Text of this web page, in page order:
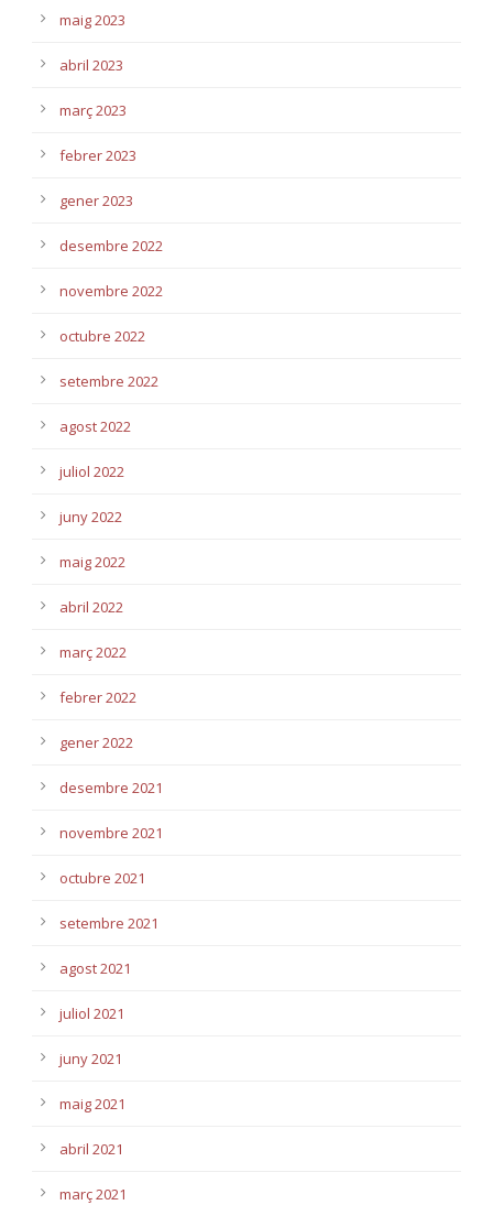
maig 2023
abril 2023
març 2023
febrer 2023
gener 2023
desembre 2022
novembre 2022
octubre 2022
setembre 2022
agost 2022
juliol 2022
juny 2022
maig 2022
abril 2022
març 2022
febrer 2022
gener 2022
desembre 2021
novembre 2021
octubre 2021
setembre 2021
agost 2021
juliol 2021
juny 2021
maig 2021
abril 2021
març 2021